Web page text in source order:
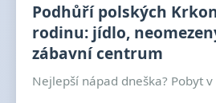
Podhůří polských
rodinu: jídlo,
zábavní centrum
Nejlepší nápad dneška? Pobyt v